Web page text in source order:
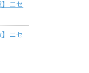
ニセ
ニセ